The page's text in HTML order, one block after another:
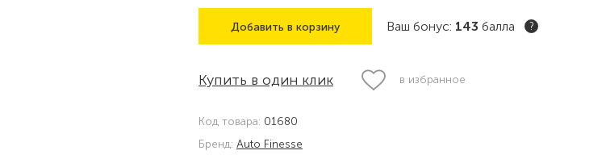
Добавить в корзину Ваш бонус: 143 балла ?
Купить в один клик в избранное
Код товара: 01680
Бренд: Auto Finesse